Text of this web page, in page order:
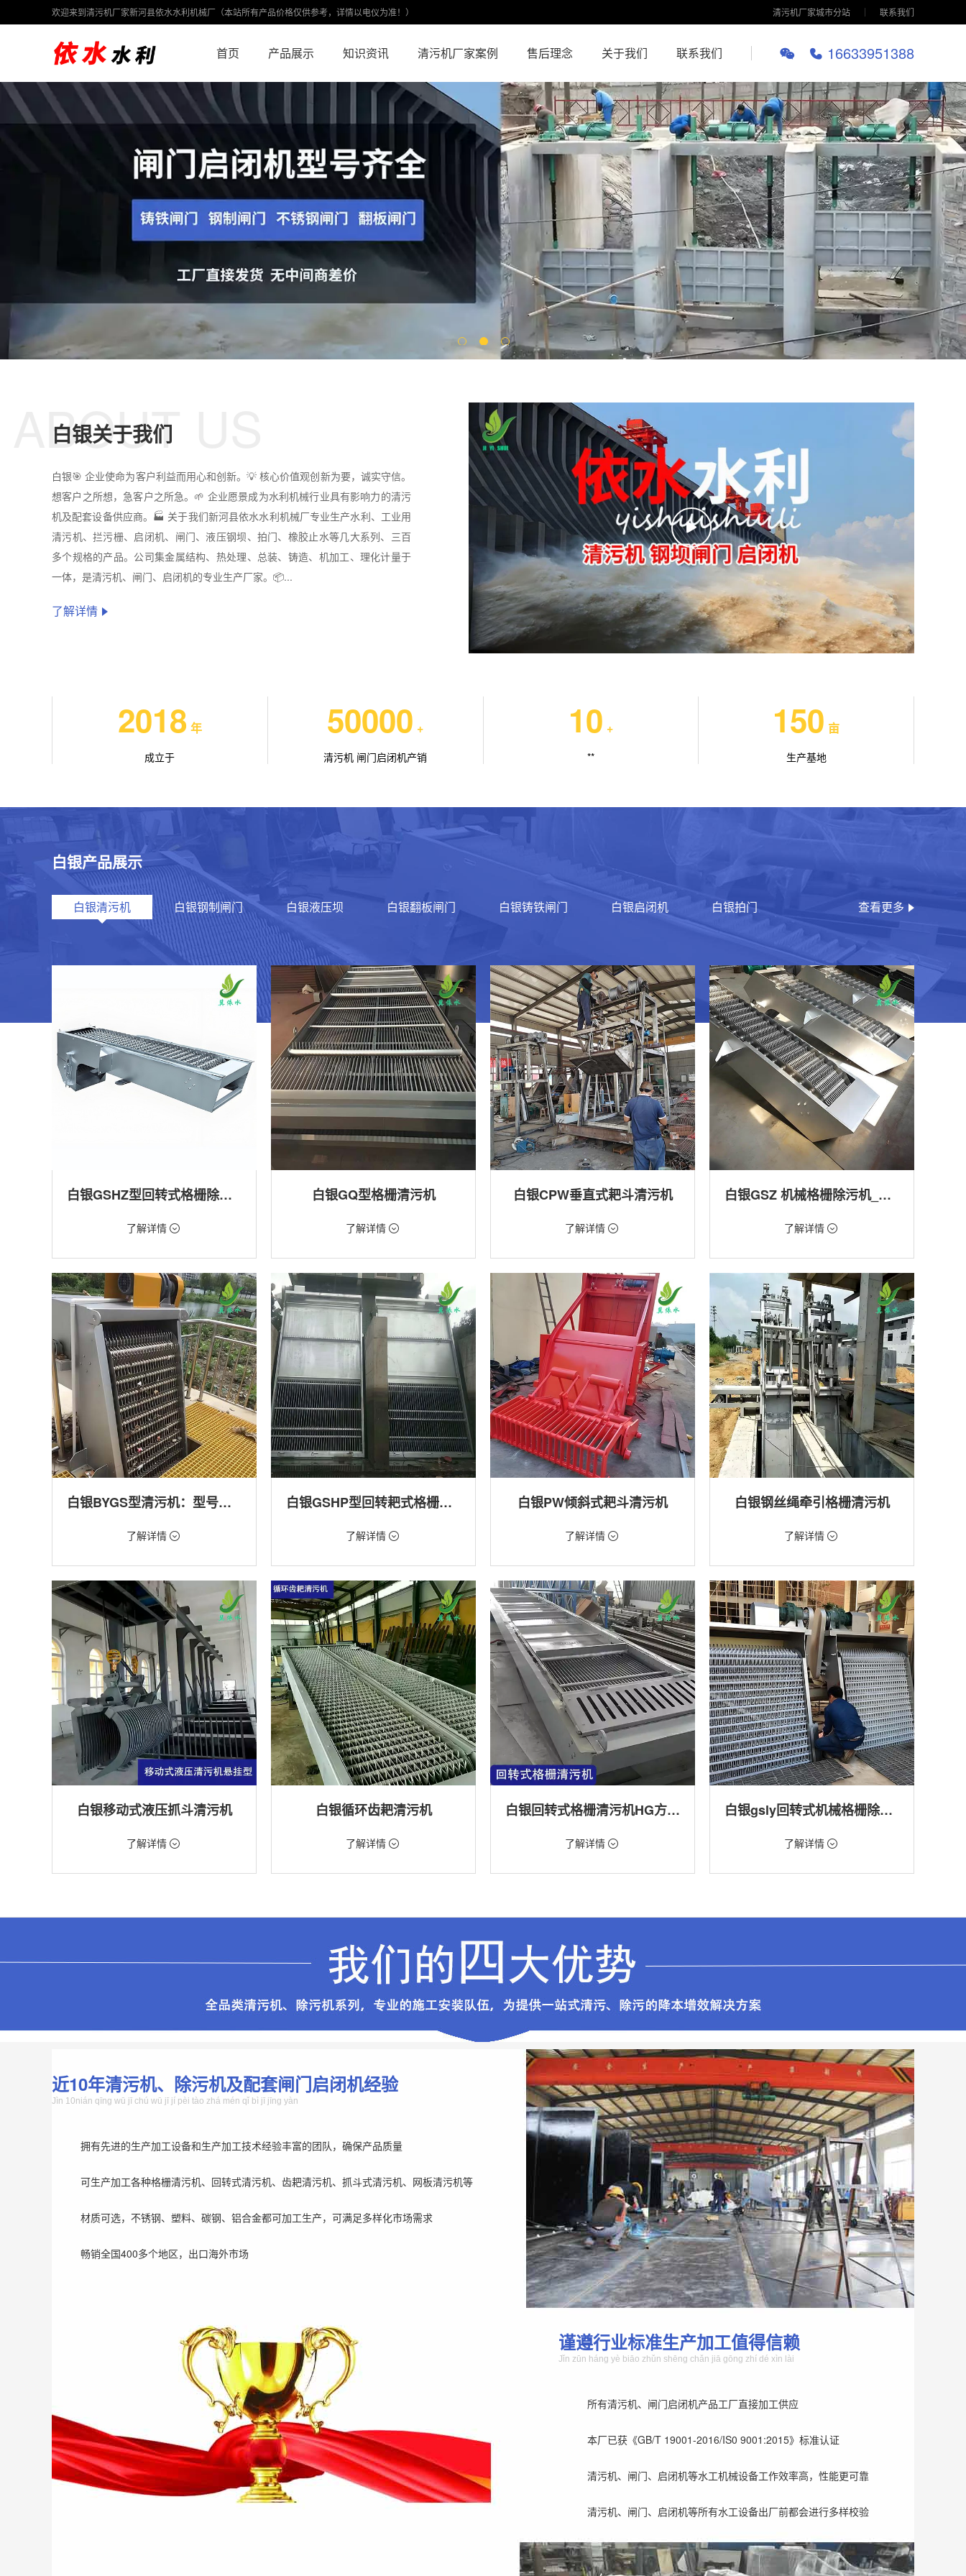
欢迎来到清污机厂家新河县依水水利机械厂（本站所有产品价格仅供参考，详情以电仪为准！） 清污机厂家城市分站 联系我们
16633951388
首页 产品展示 知识资讯 清污机厂家案例 售后理念 关于我们 联系我们
白银关于我们
ABOUT US
白银🎯 企业使命为客户利益而用心和创新。💡 核心价值观创新为要，诚实守信。
想客户之所想，急客户之所急。🌱 企业愿景成为水利机械行业具有影响力的清污
机及配套设备供应商。🏭 关于我们新河县依水水利机械厂专业生产水利、工业用
清污机、拦污栅、启闭机、闸门、液压钢坝、拍门、橡胶止水等几大系列、三百
多个规格的产品。公司集金属结构、热处理、总装、铸造、机加工、理化计量于
一体，是清污机、闸门、启闭机的专业生产厂家。📦...
了解详情
2018 年
成立于
50000 +
清污机 闸门启闭机产销
10 +
**
150 亩
生产基地
白银产品展示
白银清污机 白银钢制闸门 白银液压坝 白银翻板闸门 白银铸铁闸门 白银启闭机 白银拍门 查看更多
白银GSHZ型回转式格栅除污机
价格：1.08万/台
机,回转式清污机
用途：泵站,污水处理,水电站,自来水厂,渠道,水
产养殖,化工,纺织,给排水工程
了解详情
白银GQ型格栅清污机
价格：1899元/台
机
用途：泵站,污水处理,水电站,自来水厂,给排水
工程
了解详情
白银CPW垂直式耙斗清污机
价格：5268元/台了解详情
白银GSZ 机械格栅除污机_污水处理拦截设备_型号参数 | 工作原理 | 适用场景详解
价格：1800元/台
机
用途：泵站,污水处理,渠道,河道,化工,纺织,给
排水工程
了解详情
白银BYGS型清污机：型号多样应用广泛
价格：1.23万/台
机
用途：泵站,污水处理,渠道,化工,纺织
了解详情
白银GSHP型回转耙式格栅清污机
价格：1.18万/台
机,回转式清污机
用途：泵站,污水处理,水电站,自来水厂,渠道,河
道,防洪排涝
了解详情
白银PW倾斜式耙斗清污机
价格：1.28万/台了解详情
白银钢丝绳牵引格栅清污机
价格：2888元/台了解详情
白银移动式液压抓斗清污机
价格：5698元/台
机
了解详情
白银循环齿耙清污机
价格：1898元/台
机
了解详情
白银回转式格栅清污机HG方型-连续式自动清污优选设备
价格：9888元/台
机
了解详情
白银gsly回转式机械格栅除污机
价格：1.66万/台
机
了解详情
近10年清污机、除污机及配套闸门启闭机经验
Jìn 10nián qīng wū jī chú wū jī jí pèi tào zhá mén qǐ bì jī jīng yàn
拥有先进的生产加工设备和生产加工技术经验丰富的团队，确保产品质量
可生产加工各种格栅清污机、回转式清污机、齿耙清污机、抓斗式清污机、网板清污机等
材质可选，不锈钢、塑料、碳钢、铝合金都可加工生产，可满足多样化市场需求
畅销全国400多个地区，出口海外市场
谨遵行业标准生产加工值得信赖
Jǐn zūn háng yè biāo zhǔn shēng chǎn jiā gōng zhí dé xìn lài
所有清污机、闸门启闭机产品工厂直接加工供应
本厂已获《GB/T 19001-2016/IS0 9001:2015》标准认证
清污机、闸门、启闭机等水工机械设备工作效率高，性能更可靠
清污机、闸门、启闭机等所有水工设备出厂前都会进行多样校验